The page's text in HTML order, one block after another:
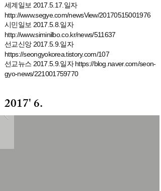
세계일보 2017.5.17 .일자
http://www.segye.com/newsView/20170515001976
시민일보 2017.5.8.일자
http://www.siminilbo.co.kr/news/511637
선교신앙 2017.5.9.일자
https://seongyokorea.tistory.com/107
선교뉴스 2017.5.9.일자https://blog.naver.com/seon-
gyo-news/221001759770
2017' 6.